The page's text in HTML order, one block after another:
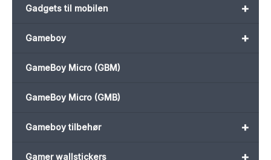
+
Gadgets til mobilen
+
Gameboy
GameBoy Micro (GBM)
GameBoy Micro (GMB)
+
Gameboy tilbehør
+
Gamer wallstickers